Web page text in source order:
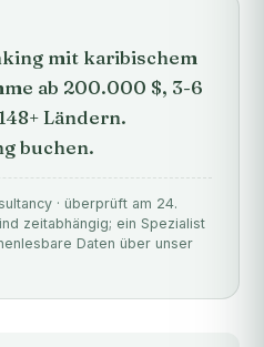
mit karibischem
ab 200.000 $, 3-6
Ländern.
buchen.
· überprüft am 24.
zeitabhängig; ein Spezialist
Daten über unser